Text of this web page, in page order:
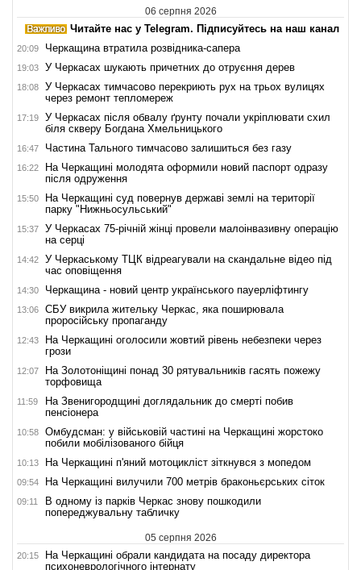
06 серпня 2026
Читайте нас у Telegram. Підписуйтесь на наш канал
20:09 Черкащина втратила розвідника-сапера
19:03 У Черкасах шукають причетних до отруєння дерев
18:08
У Черкасах тимчасово перекриють рух на трьох вулицях
через ремонт тепломереж
17:19
У Черкасах після обвалу ґрунту почали укріплювати схил
біля скверу Богдана Хмельницького
16:47 Частина Тального тимчасово залишиться без газу
16:22
На Черкащині молодята оформили новий паспорт одразу
після одруження
15:50
На Черкащині суд повернув державі землі на території
парку "Нижньосульський"
15:37
У Черкасах 75-річній жінці провели малоінвазивну операцію
на серці
14:42
У Черкаському ТЦК відреагували на скандальне відео під
час оповіщення
14:30 Черкащина - новий центр українського пауерліфтингу
13:06
СБУ викрила жительку Черкас, яка поширювала
проросійську пропаганду
12:43
На Черкащині оголосили жовтий рівень небезпеки через
грози
12:07
На Золотоніщині понад 30 рятувальників гасять пожежу
торфовища
11:59
На Звенигородщині доглядальник до смерті побив
пенсіонера
10:58
Омбудсман: у військовій частині на Черкащині жорстоко
побили мобілізованого бійця
10:13 На Черкащині п'яний мотоцикліст зіткнувся з мопедом
09:54 На Черкащині вилучили 700 метрів браконьєрських сіток
09:11
В одному із парків Черкас знову пошкодили
попереджувальну табличку
05 серпня 2026
20:15
На Черкащині обрали кандидата на посаду директора
психоневрологічного інтернату